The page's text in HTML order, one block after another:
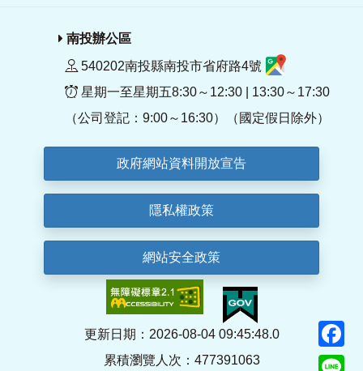
南投辦公區
540202南投縣南投市省府路4號
星期一至星期五8:30～12:30 | 13:30～17:30
（公司登記：9:00～16:30）（國定假日除外）
政府網站資料開放宣告
隱私權政策
網站安全政策
更新日期：2026-08-04 09:45:48.0
累積瀏覽人次：477391063